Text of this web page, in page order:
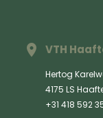
VTH
Hertog
4175 LS
+31 418 592